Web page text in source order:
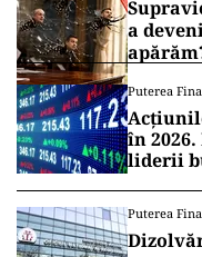
a
Puterea
în
liderii
Puterea